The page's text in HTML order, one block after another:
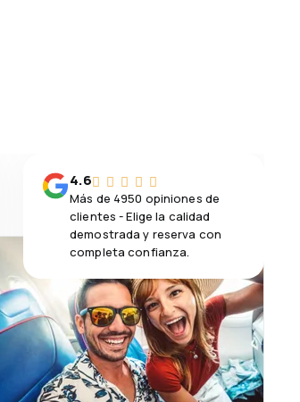
4.6
Más de 4950 opiniones de
clientes - Elige la calidad
demostrada y reserva con
completa confianza.